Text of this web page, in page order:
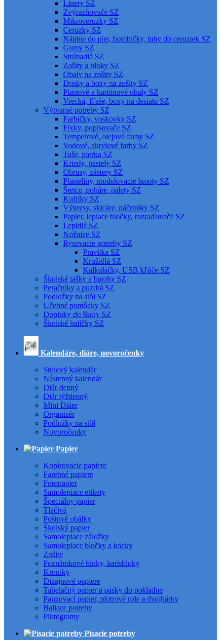
Linery SZ
Zvýrazňovače SZ
Mikroceruzky SZ
Ceruzky SZ
Náplne do pier, bombičky, tuhy do ceruziek SZ
Gumy SZ
Strúhadlá SZ
Zošity a bloky SZ
Obaly na zošity SZ
Dosky a boxy na zošity SZ
Plastové a kartónové obaly SZ
Vrecká, fľaše, boxy na desiatu SZ
Výtvarné potreby SZ
Farbičky, voskovky SZ
Fixky, popisovače SZ
Temperové, olejové farby SZ
Vodové, akrylové farby SZ
Tuše, pierka SZ
Kriedy, pastely SZ
Obrusy, zástery SZ
Plastelíny, modelovacie hmoty SZ
Štetce, poháre, palety SZ
Kufríky SZ
Výkresy, skicáre, náčrtníky SZ
Papier, lepiace bločky, rozraďovače SZ
Lepidlá SZ
Nožnice SZ
Rysovacie potreby SZ
Pravítka SZ
Kružidlá SZ
Kalkulačky, USB kľúče SZ
Školské tašky a batohy SZ
Peračníky a puzdrá SZ
Podložky na stôl SZ
Učebné pomôcky SZ
Doplnky do školy SZ
Školské balíčky SZ
Kalendáre, diáre, novoročenky
Stolový kalendár
Nástenný kalendár
Diár denný
Diár týždenný
Mini Diáre
Organizér
Podložky na stôl
Novoročenky
Papier
Kopírovacie papiere
Farebné papiere
Fotopapier
Samolepiace etikety
Špeciálny papier
Tlačivá
Poštové obálky
Školský papier
Samolepiace záložky
Samolepiace bločky a kocky
Zošity
Poznámkové bloky, karisbloky
Kroniky
Dizajnové papiere
Tabelačný papier a pásky do pokladne
Pauzovací papier, plotrové role a dvojhárky
Baliace potreby
Piktogramy
Písacie potreby